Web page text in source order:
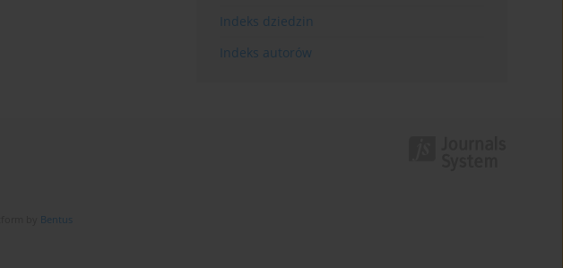
Indeks dziedzin
Indeks autorów
Bentus